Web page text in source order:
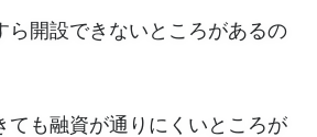
ら開設できないところがあるの
ても融資が通りにくいところが